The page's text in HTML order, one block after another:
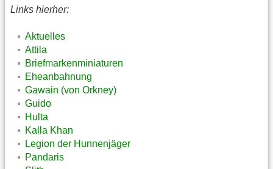
Links hierher:
Aktuelles
Attila
Briefmarkenminiaturen
Eheanbahnung
Gawain (von Orkney)
Guido
Hulta
Kalla Khan
Legion der Hunnenjäger
Pandaris